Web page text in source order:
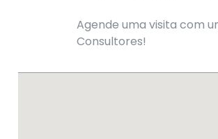
Agende uma visita com
Consultores!